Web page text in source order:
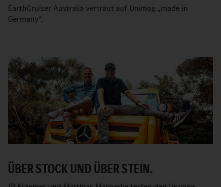
EarthCruiser Australia vertraut auf Unimog „made in
Germany“.
ÜBER STOCK UND ÜBER STEIN.